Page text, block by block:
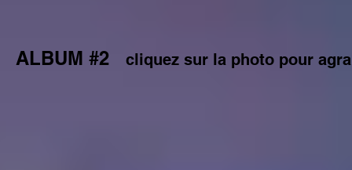
ALBUM #2 cliquez sur la photo pour